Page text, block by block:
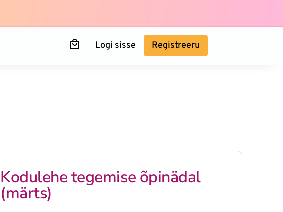
Logi sisse Registreeru
Kodulehe tegemise õpinädal
(märts)